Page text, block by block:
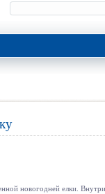
новогодней елки.